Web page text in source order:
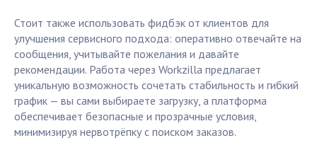
Стоит также использовать фидбэк от клиентов для
улучшения сервисного подхода: оперативно отвечайте на
сообщения, учитывайте пожелания и давайте
рекомендации. Работа через Workzilla предлагает
уникальную возможность сочетать стабильность и гибкий
график — вы сами выбираете загрузку, а платформа
обеспечивает безопасные и прозрачные условия,
минимизируя нервотрёпку с поиском заказов.